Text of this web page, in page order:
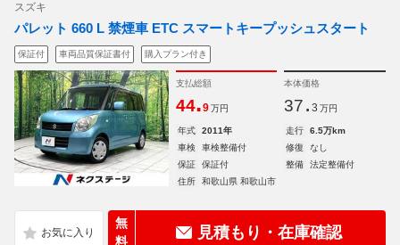
スズキ
パレット 660 L 禁煙車 ETC スマートキープッシュスタート
保証付 車両品質保証書付 購入プラン付き
支払総額
44.9 万円
本体価格
37. 3 万円
年式 2011年 走行
6.5万km
車検
車検整備付 修復
なし
保証
保証付 整備
法定整備付
住所
和歌山県 和歌山市
無
料
見積もり・在庫確認